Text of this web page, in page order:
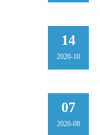
14
2020-10
07
2020-08